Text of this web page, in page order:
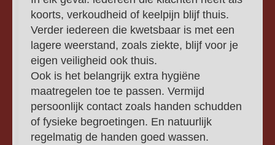
koorts, verkoudheid of keelpijn blijf thuis.
Verder iedereen die kwetsbaar is met een
lagere weerstand, zoals ziekte, blijf voor je
eigen veiligheid ook thuis.
Ook is het belangrijk extra hygiëne
maatregelen toe te passen. Vermijd
persoonlijk contact zoals handen schudden
of fysieke begroetingen. En natuurlijk
regelmatig de handen goed wassen.